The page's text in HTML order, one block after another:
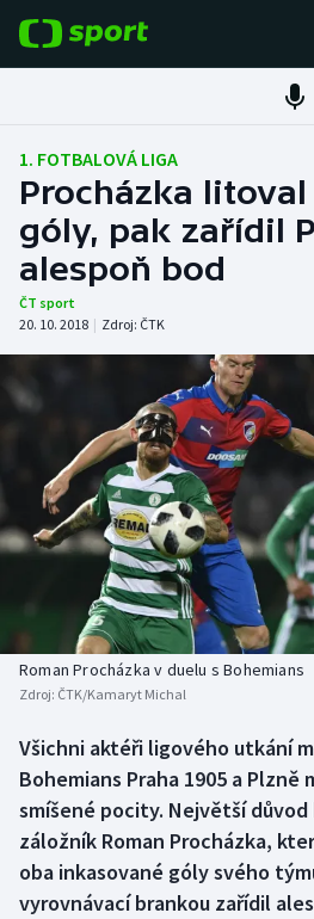
Fotbal
Hokej
Tenis
Atletika
DALŠÍ SPORTY
Americký fotbal
Baseball a softbal
Basketbal
Biatlon
Box
Curling
Dostihy
NEPŘEHLÉDNĚTE
Soutěže
Historické návraty
Aplikace ČT sport
1. FOTBALOVÁ LIGA
Procházka
góly, pak zařídil
alespoň bod
ČT sport
20. 10. 2018 | Zdroj: ČTK
Roman Procházka v duelu s Bohemians
Zdroj: ČTK/Kamaryt Michal
Všichni aktéři ligového utkání
Bohemians Praha 1905 a Plzně
smíšené pocity. Největší
záložník Roman Procházka,
oba inkasované góly svého
vyrovnávací brankou zařídil